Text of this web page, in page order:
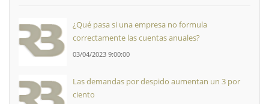
¿Qué pasa si una empresa no formula
correctamente las cuentas anuales?
03/04/2023 9:00:00
Las demandas por despido aumentan un 3 por
ciento